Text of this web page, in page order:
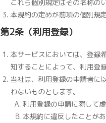
これら個別規定はその名称の
本規約の定めが前項の個別規
第2条（利用登録）
本サービスにおいては、登録
知することによって、利用登
当社は、利用登録の申請者に
わないものとします。
利用登録の申請に際して
本規約に違反したことが